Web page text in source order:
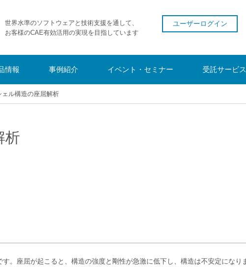
世界水準のソフトウェアと技術支援を通して、
お客様のCAE有効活用の実現を目指しています
ユーザーログイン
情報 事例紹介 イベント・セミナー 受託サービス
ェル構造の座屈解析
析
。座屈が起こると、構造の強度と剛性が急激に低下し、構造は不安定にな